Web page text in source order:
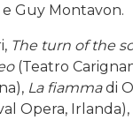
Guy Montavon.
The turn of the
(Teatro
La fiammadi
Opera, Irlanda),